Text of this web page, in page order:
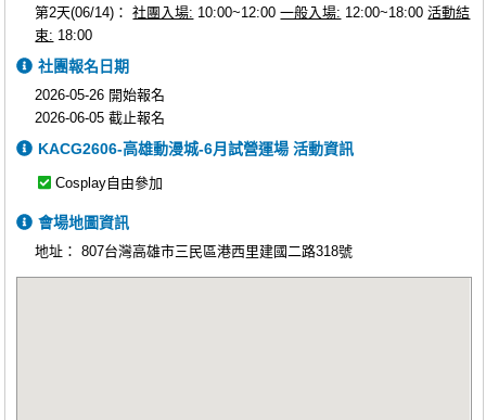
第2天(06/14)：社團入場: 10:00~12:00一般入場: 12:00~18:00活動結
束: 18:00
社團報名日期
2026-05-26 開始報名
2026-06-05 截止報名
KACG2606-高雄動漫城-6月試營運場 活動資訊
Cosplay自由參加
會場地圖資訊
地址：807台灣高雄市三民區港西里建國二路318號